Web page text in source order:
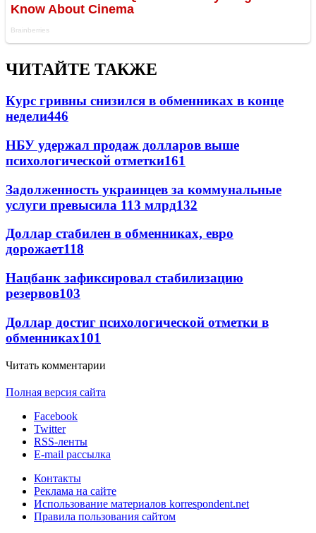
ЧИТАЙТЕ ТАКЖЕ
Курс гривны снизился в обменниках в конце
недели446
НБУ удержал продаж долларов выше
психологической отметки161
Задолженность украинцев за коммунальные
услуги превысила 113 млрд132
Доллар стабилен в обменниках, евро
дорожает118
Нацбанк зафиксировал стабилизацию
резервов103
Доллар достиг психологической отметки в
обменниках101
Читать комментарии
Полная версия сайта
Facebook
Twitter
RSS-ленты
E-mail рассылка
Контакты
Реклама на сайте
Использование материалов korrespondent.net
Правила пользования сайтом